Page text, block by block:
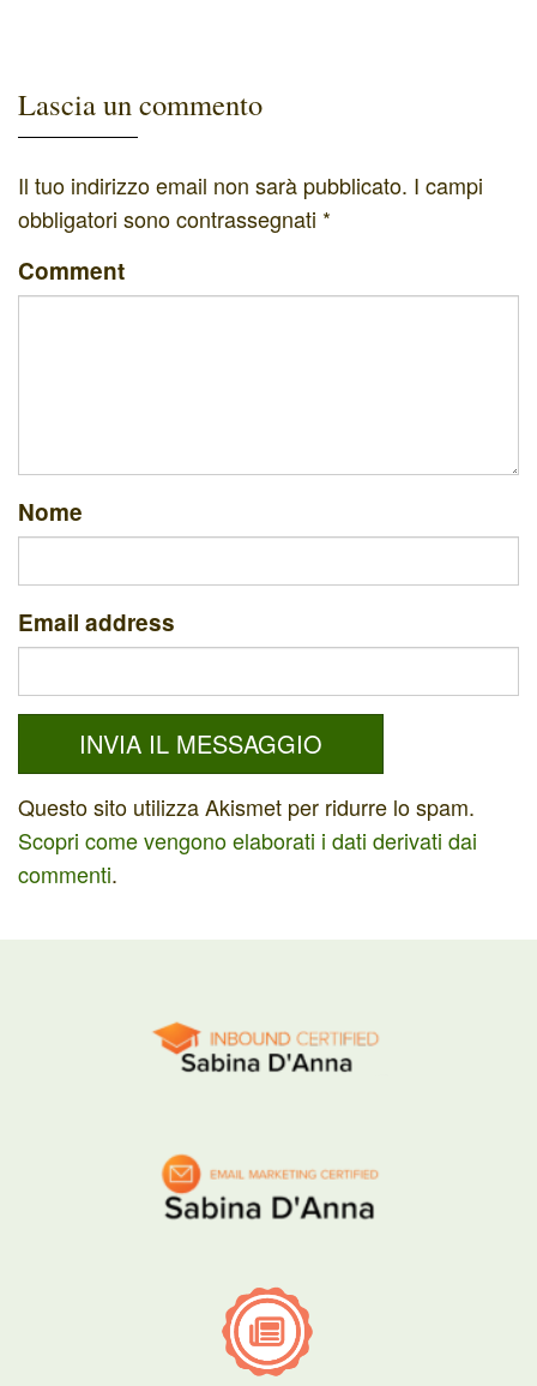
Lascia un commento
Il tuo indirizzo email non sarà pubblicato. I campi
obbligatori sono contrassegnati *
Comment
Nome
Email address
Questo sito utilizza Akismet per ridurre lo spam.
Scopri come vengono elaborati i dati derivati dai
commenti.